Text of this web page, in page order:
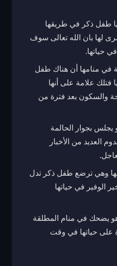
طفل ذكر في طريقها
لها بان الله تعالى سوف
حياتها.
في منامها أن هناك طفل
فتلك علامة على أنها
والسكون بعد فترة من
يجلس بجوار الحالمة
العديد من الأخبار
وهي ترضع طفل ذكر تدل
الوفير في حياتها
يضحك في منام المطلقة
على حياتها في وقت